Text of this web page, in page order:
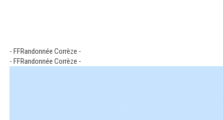
- FFRandonnée Corrèze -
- FFRandonnée Corrèze -